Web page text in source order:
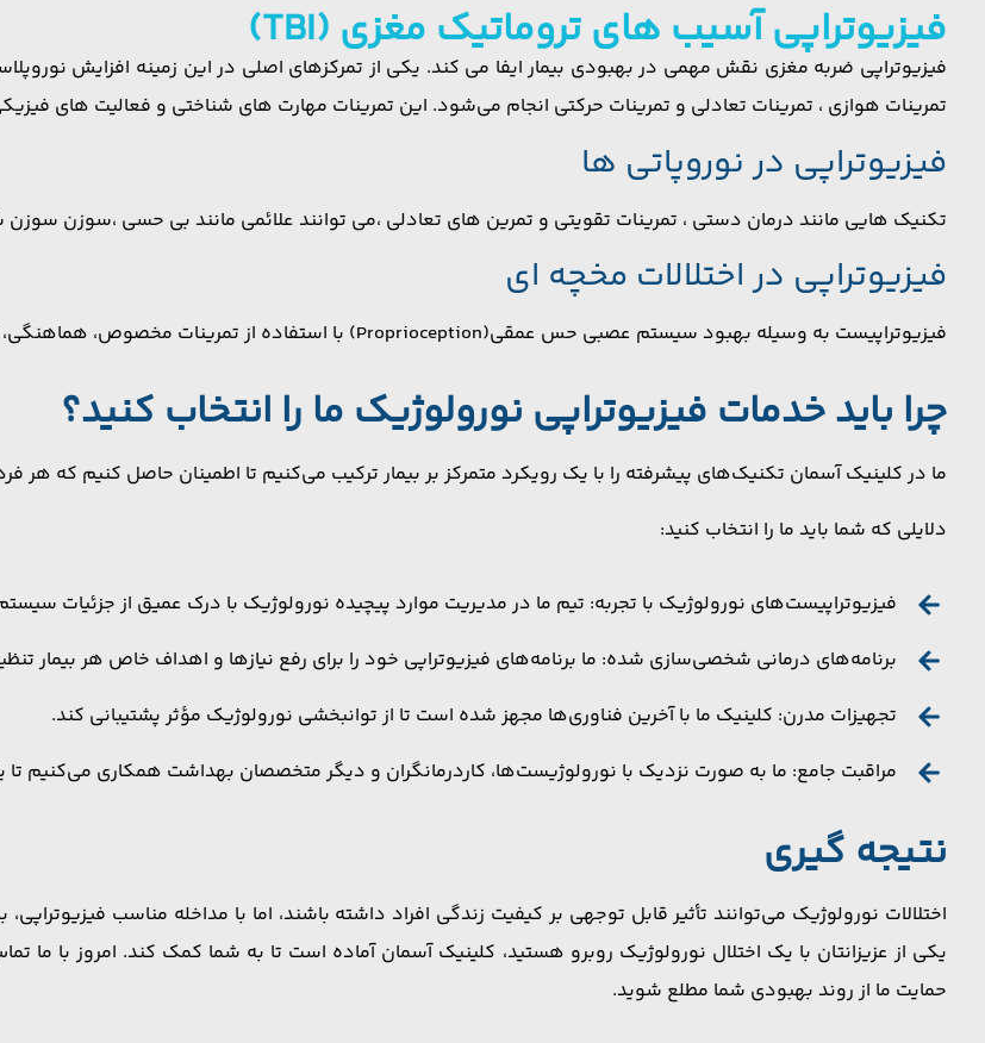
فیزیوتراپی آسیب های تروماتیک مغزی (TBI)
فیزیوتراپی ضربه مغزی نقش مهمی در بهبودی بیمار ایفا می کند. یکی از تمرکزهای اصلی در این زمینه افزایش
تمرینات هوازی ، تمرینات تعادلی و تمرینات حرکتی انجام می‌شود. این تمرینات مهارت های شناختی و فعالیت های
فیزیوتراپی در نوروپاتی ها
تکنیک هایی مانند درمان دستی ، تمرینات تقویتی و تمرین های تعادلی ،می توانند علائمی مانند بی حسی ،سوزن
فیزیوتراپی در اختلالات مخچه ای
فیزیوتراپیست به وسیله بهبود سیستم عصبی حس عمقی(Proprioception) با استفاده از تمرینات مخصوص، هماهنگی، کنترل حرکات و وضعیت تعادل را بهبود می بخشد.
چرا باید خدمات فیزیوتراپی نورولوژیک ما را انتخاب کنید؟
ما در کلینیک آسمان تکنیک‌های پیشرفته را با یک رویکرد متمرکز بر بیمار ترکیب می‌کنیم تا اطمینان حاصل کنیم که هر
دلایلی که شما باید ما را انتخاب کنید:
فیزیوتراپیست‌های نورولوژیک با تجربه: تیم ما در مدیریت موارد پیچیده نورولوژیک با درک عمیق از جزئیات
برنامه‌های درمانی شخصی‌سازی شده: ما برنامه‌های فیزیوتراپی خود را برای رفع نیازها و اهداف خاص هر بیمار
تجهیزات مدرن: کلینیک ما با آخرین فناوری‌ها مجهز شده است تا از توانبخشی نورولوژیک مؤثر پشتیبانی کند.
مراقبت جامع: ما به صورت نزدیک با نورولوژیست‌ها، کاردرمانگران و دیگر متخصصان بهداشت همکاری می‌کنیم تا
نتیجه گیری
اختلالات نورولوژیک می‌توانند تأثیر قابل توجهی بر کیفیت زندگی افراد داشته باشند، اما با مداخله مناسب
یکی از عزیزانتان با یک اختلال نورولوژیک روبرو هستید، کلینیک آسمان آماده است تا به شما کمک کند. امروز با ما
حمایت ما از روند بهبودی شما مطلع شوید.